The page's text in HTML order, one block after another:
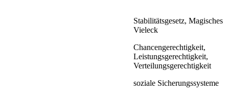
Stabilitätsgesetz, Magisches
Vieleck
Chancengerechtigkeit,
Leistungsgerechtigkeit,
Verteilungsgerechtigkeit
soziale Sicherungssysteme